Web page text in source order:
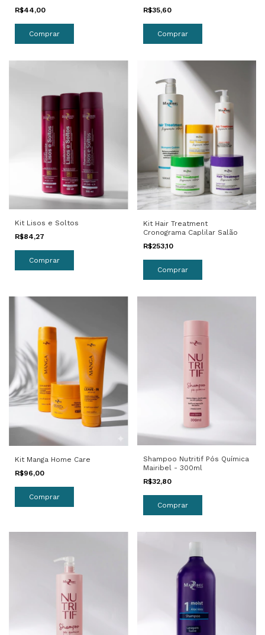
R$44,00
R$35,60
Kit Lisos e Soltos
R$84,27
Kit Hair Treatment
Cronograma Caplilar Salão
R$253,10
Kit Manga Home Care
R$96,00
Shampoo Nutritif Pós Química
Mairibel - 300ml
R$32,80